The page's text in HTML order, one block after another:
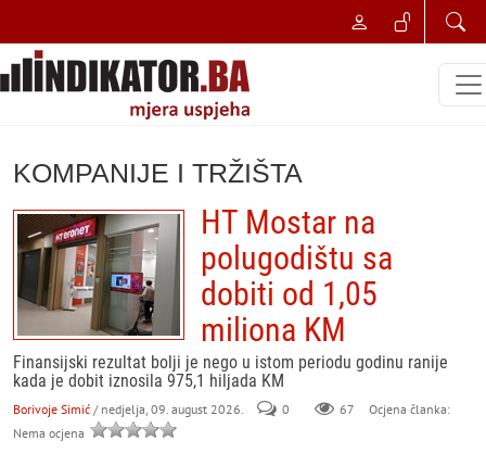
KOMPANIJE I TRŽIŠTA
HT Mostar na
polugodištu sa
dobiti od 1,05
miliona KM
Finansijski rezultat bolji je nego u istom periodu godinu ranije
kada je dobit iznosila 975,1 hiljada KM
Borivoje Simić / nedjelja, 09. august 2026. 0 67
Ocjena članka:
Nema ocjena